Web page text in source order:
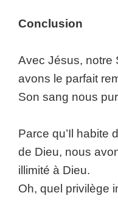
Conclusion
Avec Jésus, notre
avons le parfait
Son sang nous
Parce qu’Il habite
de Dieu, nous
illimité à Dieu.
Oh, quel privilège